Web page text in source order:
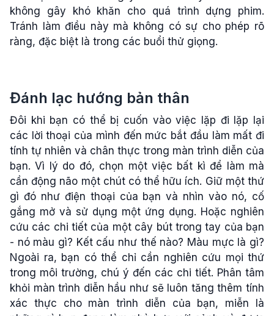
không gây khó khăn cho quá trình dựng phim.
Tránh làm điều này mà không có sự cho phép rõ
ràng, đặc biệt là trong các buổi thử giọng.
Đánh lạc hướng bản thân
Đôi khi bạn có thể bị cuốn vào việc lặp đi lặp lại
các lời thoại của mình đến mức bắt đầu làm mất đi
tính tự nhiên và chân thực trong màn trình diễn của
bạn. Vì lý do đó, chọn một việc bất kì để làm mà
cần động não một chút có thể hữu ích. Giữ một thứ
gì đó như điện thoại của bạn và nhìn vào nó, cố
gắng mở và sử dụng một ứng dụng. Hoặc nghiên
cứu các chi tiết của một cây bút trong tay của bạn
- nó màu gì? Kết cấu như thế nào? Màu mực là gì?
Ngoài ra, bạn có thể chỉ cần nghiên cứu mọi thứ
trong môi trường, chú ý đến các chi tiết. Phân tâm
khỏi màn trình diễn hầu như sẽ luôn tăng thêm tính
xác thực cho màn trình diễn của bạn, miễn là